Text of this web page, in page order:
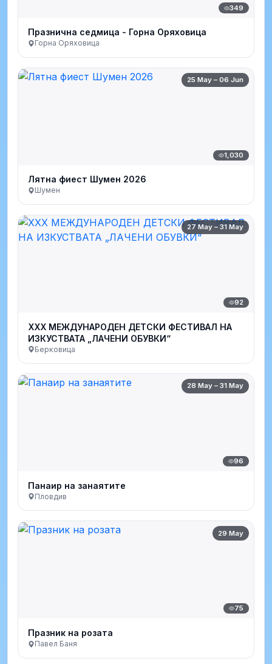
349
Празнична седмица - Горна Оряховица
Горна Оряховица
25 May – 06 Jun
1,030
Лятна фиест Шумен 2026
Шумен
27 May – 31 May
92
XXX МЕЖДУНАРОДЕН ДЕТСКИ ФЕСТИВАЛ НА
ИЗКУСТВАТА „ЛАЧЕНИ ОБУВКИ“
Берковица
28 May – 31 May
96
Панаир на занаятите
Пловдив
29 May
75
Празник на розата
Павел Баня